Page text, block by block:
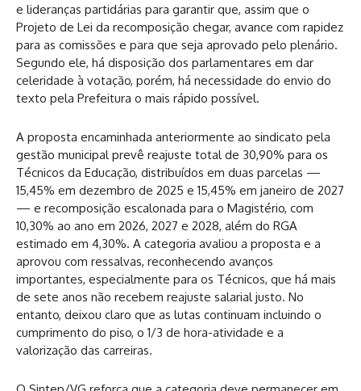
e lideranças partidárias para garantir que, assim que o
Projeto de Lei da recomposição chegar, avance com rapidez
para as comissões e para que seja aprovado pelo plenário.
Segundo ele, há disposição dos parlamentares em dar
celeridade à votação, porém, há necessidade do envio do
texto pela Prefeitura o mais rápido possível.
A proposta encaminhada anteriormente ao sindicato pela
gestão municipal prevê reajuste total de 30,90% para os
Técnicos da Educação, distribuídos em duas parcelas —
15,45% em dezembro de 2025 e 15,45% em janeiro de 2027
— e recomposição escalonada para o Magistério, com
10,30% ao ano em 2026, 2027 e 2028, além do RGA
estimado em 4,30%. A categoria avaliou a proposta e a
aprovou com ressalvas, reconhecendo avanços
importantes, especialmente para os Técnicos, que há mais
de sete anos não recebem reajuste salarial justo. No
entanto, deixou claro que as lutas continuam incluindo o
cumprimento do piso, o 1/3 de hora-atividade e a
valorização das carreiras.